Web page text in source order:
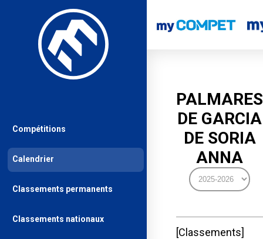
PALMARES
DE GARCIA
DE SORIA
ANNA
Classements
Compétitions
Calendrier
Classements permanents
Classements nationaux